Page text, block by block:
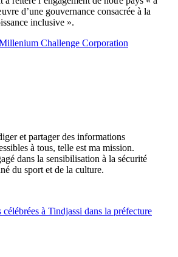
d’une gouvernance consacrée à la
inclusive ».
Challenge Corporation
et partager des informations
à tous, telle est ma mission.
dans la sensibilisation à la sécurité
du sport et de la culture.
à Tindjassi dans la préfecture